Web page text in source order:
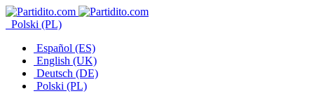
Polski (PL)
Español (ES)
English (UK)
Deutsch (DE)
Polski (PL)